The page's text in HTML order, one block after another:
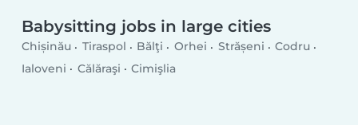
Babysitting jobs in large cities
Chișinău Tiraspol Bălţi Orhei Strășeni
Codru
Ialoveni
Călăraşi Cimişlia